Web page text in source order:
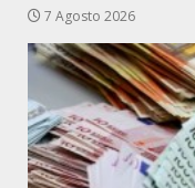
7 Agosto 2026